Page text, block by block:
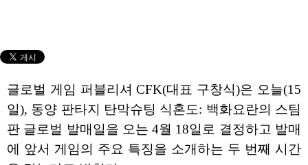
글로벌 게임 퍼블리셔 CFK(대표 구창식)은 오늘(15
일), 동양 판타지 탄막슈팅 식혼도: 백화요란의 스팀
판 글로벌 발매일을 오는 4월 18일로 결정하고 발매
에 앞서 게임의 주요 특징을 소개하는 두 번째 시간